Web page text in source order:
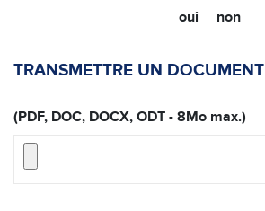
oui non
TRANSMETTRE UN DOCUMENT
(PDF, DOC, DOCX, ODT - 8Mo max.)